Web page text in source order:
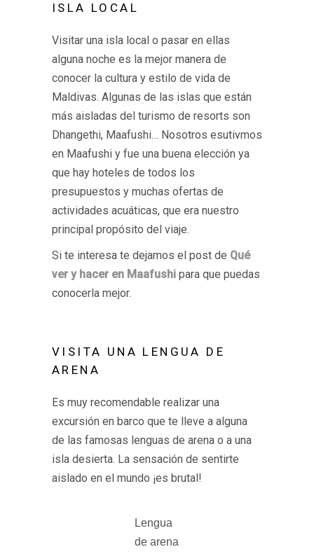
ISLA LOCAL
Visitar una isla local o pasar en ellas
alguna noche es la mejor manera de
conocer la cultura y estilo de vida de
Maldivas. Algunas de las islas que están
más aisladas del turismo de resorts son
Dhangethi, Maafushi… Nosotros esutivmos
en Maafushi y fue una buena elección ya
que hay hoteles de todos los
presupuestos y muchas ofertas de
actividades acuáticas, que era nuestro
principal propósito del viaje.
Si te interesa te dejamos el post de Qué
ver y hacer en Maafushi para que puedas
conocerla mejor.
VISITA UNA LENGUA DE
ARENA
Es muy recomendable realizar una
excursión en barco que te lleve a alguna
de las famosas lenguas de arena o a una
isla desierta. La sensación de sentirte
aislado en el mundo ¡es brutal!
Lengua
de arena